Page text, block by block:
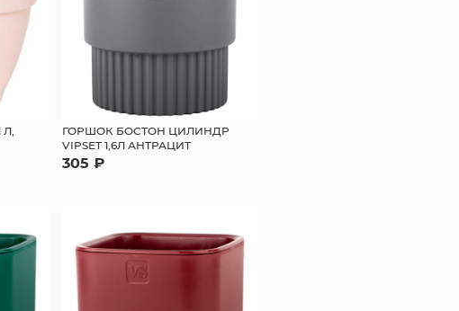
ГОРШОК БОСТОН ЦИЛИНДР
VIPSET 1,6Л АНТРАЦИТ
305 ₽